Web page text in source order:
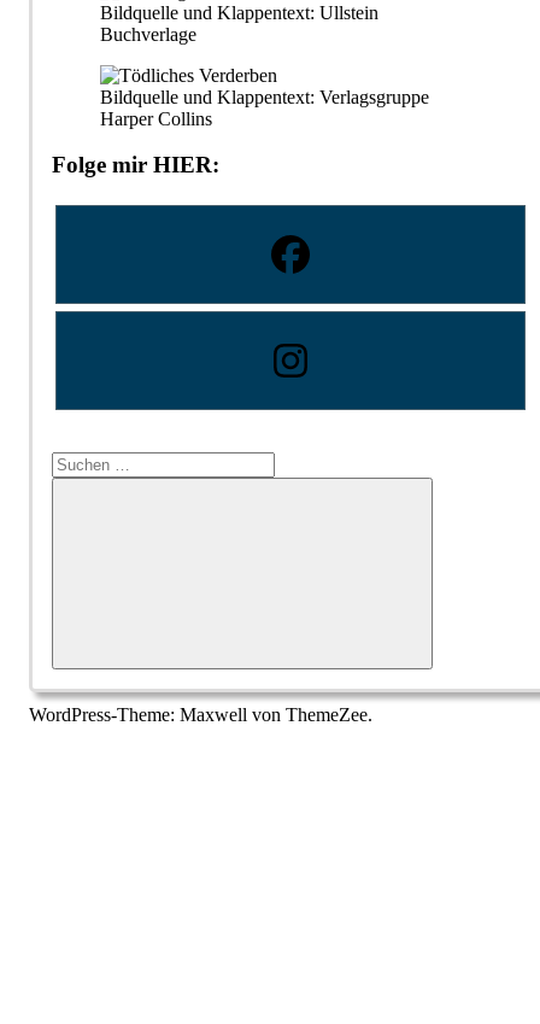
Bildquelle und Klappentext: Ullstein
Buchverlage
Bildquelle und Klappentext: Verlagsgruppe
Harper Collins
Folge mir HIER:
Suchen
nach:
Suchen
WordPress-Theme: Maxwell von ThemeZee.